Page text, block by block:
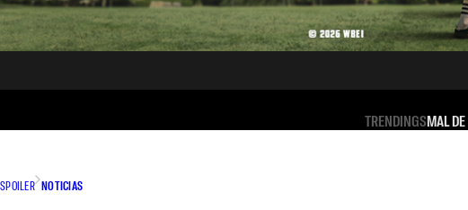
TRENDINGSMAL
SPOILER NOTICIAS